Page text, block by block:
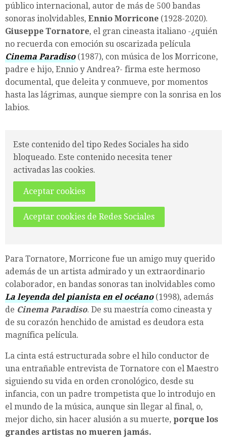
público internacional, autor de más de 500 bandas
sonoras inolvidables, Ennio Morricone (1928-2020).
Giuseppe Tornatore, el gran cineasta italiano -¿quién
no recuerda con emoción su oscarizada película
Cinema Paradiso(1987), con música de los Morricone,
padre e hijo, Ennio y Andrea?- firma este hermoso
documental, que deleita y conmueve, por momentos
hasta las lágrimas, aunque siempre con la sonrisa en los
labios.
Este contenido del tipo Redes Sociales ha sido
bloqueado. Este contenido necesita tener
activadas las cookies.
Aceptar cookies
Aceptar cookies de Redes Sociales
Para Tornatore, Morricone fue un amigo muy querido
además de un artista admirado y un extraordinario
colaborador, en bandas sonoras tan inolvidables como
La leyenda del pianista en el océano(1998), además
de Cinema Paradiso. De su maestría como cineasta y
de su corazón henchido de amistad es deudora esta
magnífica película.
La cinta está estructurada sobre el hilo conductor de
una entrañable entrevista de Tornatore con el Maestro
siguiendo su vida en orden cronológico, desde su
infancia, con un padre trompetista que lo introdujo en
el mundo de la música, aunque sin llegar al final, o,
mejor dicho, sin hacer alusión a su muerte, porque los
grandes artistas no mueren jamás.